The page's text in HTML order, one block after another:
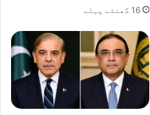
16 گھنٹے پہلے